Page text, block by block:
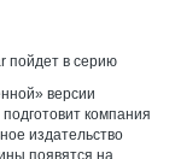
пойдет в серию
версии
компания
издательство
появятся на